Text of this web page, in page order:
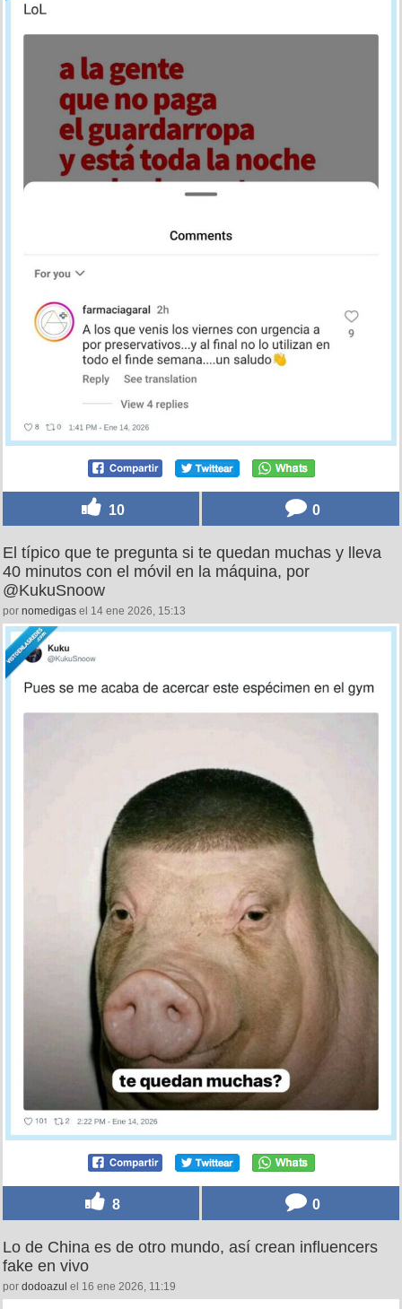
10 0
El típico que te pregunta si te quedan muchas y lleva
40 minutos con el móvil en la máquina, por
@KukuSnoow
por nomedigas el 14 ene 2026, 15:13
8 0
Lo de China es de otro mundo, así crean influencers
fake en vivo
por dodoazul el 16 ene 2026, 11:19